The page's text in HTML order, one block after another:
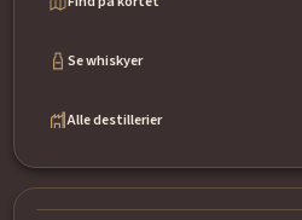
Se whiskyer
Alle destillerier